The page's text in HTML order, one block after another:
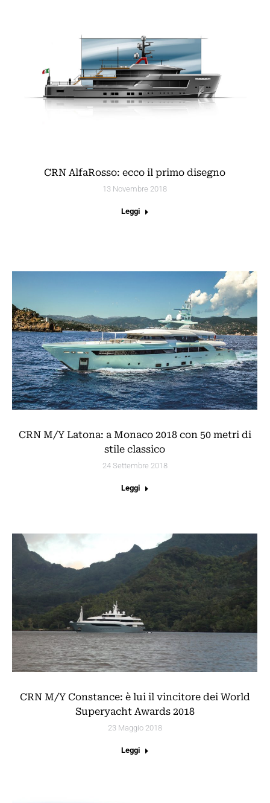
CRN AlfaRosso: ecco il primo disegno
13 Novembre 2018
Leggi
CRN M/Y Latona: a Monaco 2018 con 50 metri di
stile classico
24 Settembre 2018
Leggi
CRN M/Y Constance: è lui il vincitore dei World
Superyacht Awards 2018
23 Maggio 2018
Leggi